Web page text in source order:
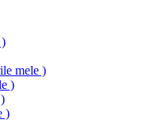
)
mele )
)
)
)